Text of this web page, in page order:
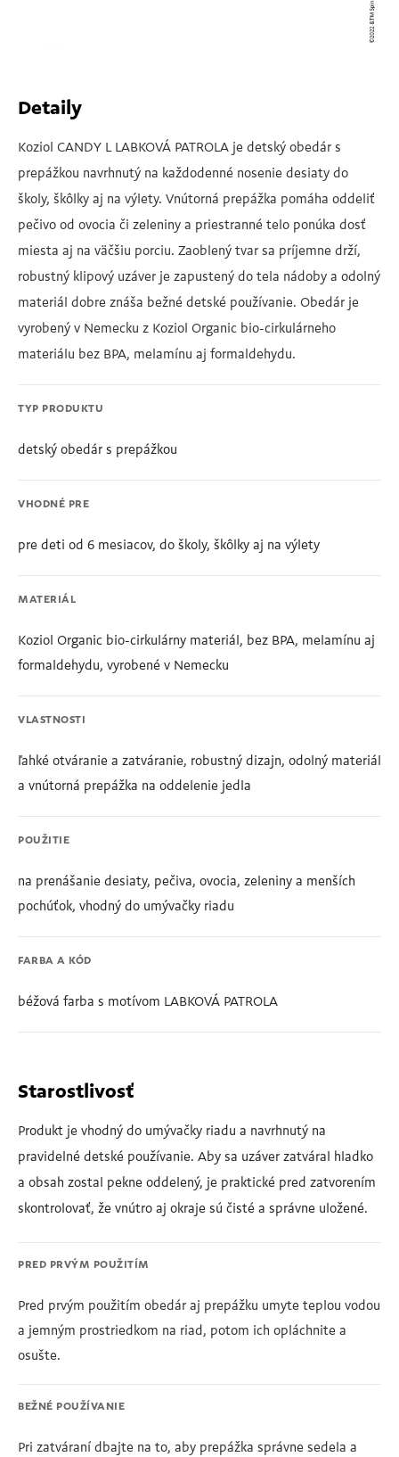
Detaily
Koziol CANDY L LABKOVÁ PATROLA je detský obedár s
prepážkou navrhnutý na každodenné nosenie desiaty do
školy, škôlky aj na výlety. Vnútorná prepážka pomáha oddeliť
pečivo od ovocia či zeleniny a priestranné telo ponúka dosť
miesta aj na väčšiu porciu. Zaoblený tvar sa príjemne drží,
robustný klipový uzáver je zapustený do tela nádoby a odolný
materiál dobre znáša bežné detské používanie. Obedár je
vyrobený v Nemecku z Koziol Organic bio-cirkulárneho
materiálu bez BPA, melamínu aj formaldehydu.
TYP PRODUKTU
detský obedár s prepážkou
VHODNÉ PRE
pre deti od 6 mesiacov, do školy, škôlky aj na výlety
MATERIÁL
Koziol Organic bio-cirkulárny materiál, bez BPA, melamínu aj
formaldehydu, vyrobené v Nemecku
VLASTNOSTI
ľahké otváranie a zatváranie, robustný dizajn, odolný materiál
a vnútorná prepážka na oddelenie jedla
POUŽITIE
na prenášanie desiaty, pečiva, ovocia, zeleniny a menších
pochúťok, vhodný do umývačky riadu
FARBA A KÓD
béžová farba s motívom LABKOVÁ PATROLA
Starostlivosť
Produkt je vhodný do umývačky riadu a navrhnutý na
pravidelné detské používanie. Aby sa uzáver zatváral hladko
a obsah zostal pekne oddelený, je praktické pred zatvorením
skontrolovať, že vnútro aj okraje sú čisté a správne uložené.
PRED PRVÝM POUŽITÍM
Pred prvým použitím obedár aj prepážku umyte teplou vodou
a jemným prostriedkom na riad, potom ich opláchnite a
osušte.
BEŽNÉ POUŽÍVANIE
Pri zatváraní dbajte na to, aby prepážka správne sedela a